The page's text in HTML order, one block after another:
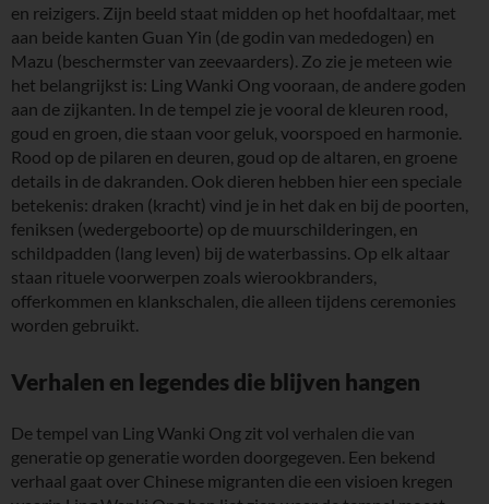
en reizigers. Zijn beeld staat midden op het hoofdaltaar, met
aan beide kanten Guan Yin (de godin van mededogen) en
Mazu (beschermster van zeevaarders). Zo zie je meteen wie
het belangrijkst is: Ling Wanki Ong vooraan, de andere goden
aan de zijkanten. In de tempel zie je vooral de kleuren rood,
goud en groen, die staan voor geluk, voorspoed en harmonie.
Rood op de pilaren en deuren, goud op de altaren, en groene
details in de dakranden. Ook dieren hebben hier een speciale
betekenis: draken (kracht) vind je in het dak en bij de poorten,
feniksen (wedergeboorte) op de muurschilderingen, en
schildpadden (lang leven) bij de waterbassins. Op elk altaar
staan rituele voorwerpen zoals wierookbranders,
offerkommen en klankschalen, die alleen tijdens ceremonies
worden gebruikt.
Verhalen en legendes die blijven hangen
De tempel van Ling Wanki Ong zit vol verhalen die van
generatie op generatie worden doorgegeven. Een bekend
verhaal gaat over Chinese migranten die een visioen kregen